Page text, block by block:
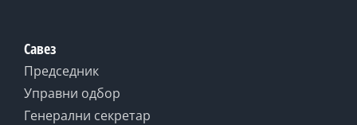
Савез
Председник
Управни одбор
Генерални секретар